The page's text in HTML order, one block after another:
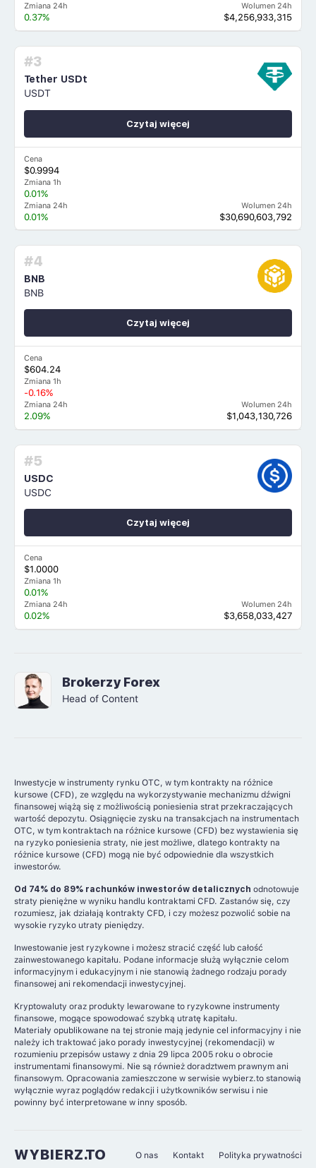
Zmiana 24h
0.37%
Wolumen 24h
$4,256,933,315
#3
Tether USDt
USDT
Cena
$0.9994
Zmiana 1h
0.01%
Zmiana 24h
0.01%
Wolumen 24h
$30,690,603,792
Czytaj więcej
#4
BNB
BNB
Cena
$604.24
Zmiana 1h
-0.16%
Zmiana 24h
2.09%
Wolumen 24h
$1,043,130,726
Czytaj więcej
#5
USDC
USDC
Cena
$1.0000
Zmiana 1h
0.01%
Zmiana 24h
0.02%
Wolumen 24h
$3,658,033,427
Czytaj więcej
Brokerzy Forex
Head of Content
Inwestycje w instrumenty rynku OTC, w tym kontrakty na różnice
kursowe (CFD), ze względu na wykorzystywanie mechanizmu dźwigni
finansowej wiążą się z możliwością poniesienia strat przekraczających
wartość depozytu. Osiągnięcie zysku na transakcjach na instrumentach
OTC, w tym kontraktach na różnice kursowe (CFD) bez wystawienia się
na ryzyko poniesienia straty, nie jest możliwe, dlatego kontrakty na
różnice kursowe (CFD) mogą nie być odpowiednie dla wszystkich
inwestorów.
Od 74% do 89% rachunków inwestorów detalicznych odnotowuje
straty pieniężne w wyniku handlu kontraktami CFD. Zastanów się, czy
rozumiesz, jak działają kontrakty CFD, i czy możesz pozwolić sobie na
wysokie ryzyko utraty pieniędzy.
Inwestowanie jest ryzykowne i możesz stracić część lub całość
zainwestowanego kapitału. Podane informacje służą wyłącznie celom
informacyjnym i edukacyjnym i nie stanowią żadnego rodzaju porady
finansowej ani rekomendacji inwestycyjnej.
Kryptowaluty oraz produkty lewarowane to ryzykowne instrumenty
finansowe, mogące spowodować szybką utratę kapitału.
Materiały opublikowane na tej stronie mają jedynie cel informacyjny i nie
należy ich traktować jako porady inwestycyjnej (rekomendacji) w
rozumieniu przepisów ustawy z dnia 29 lipca 2005 roku o obrocie
instrumentami finansowymi. Nie są również doradztwem prawnym ani
finansowym. Opracowania zamieszczone w serwisie wybierz.to stanowią
wyłącznie wyraz poglądów redakcji i użytkowników serwisu i nie
powinny być interpretowane w inny sposób.
WYBIERZ.TO O nas Kontakt Polityka prywatności